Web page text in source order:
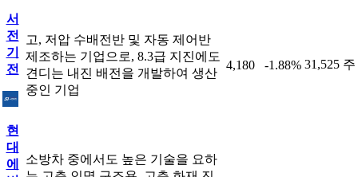
서
전
기
전
고, 저압 수배전반 및 자동 제어반
제조하는 기업으로, 8.3급 지진에도
견디는 내진 배전을 개발하여 생산
중인 기업
4,180 -1.88% 31,525 주
현
대
에
소방차 중에서도 높은 기술을 요하